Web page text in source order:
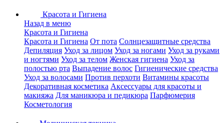
Красота и Гигиена
Назад в меню
Красота и Гигиена
Красота и Гигиена От пота Солнцезащитные средства
Депиляция Уход за лицом Уход за ногами Уход за руками
и ногтями Уход за телом Женская гигиена Уход за
полостью рта Выпадение волос Гигиенические средства
Уход за волосами Против перхоти Витамины красоты
Декоративная косметика Аксессуары для красоты и
макияжа Для маникюра и педикюра Парфюмерия
Косметология